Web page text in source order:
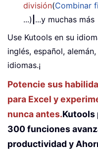
división(Combinar
...) ...y muchas más
Use Kutools en su
inglés, español,
idiomas.¡
Potencie sus
para Excel y
nunca antes.Kutools
300 funciones
productividad y